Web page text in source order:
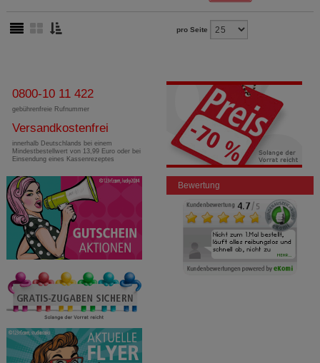
pro Seite
0800-10 11 422
gebührenfreie Rufnummer
Versandkostenfrei
innerhalb Deutschlands bei einem
Mindestbestellwert von 13,99 Euro oder bei
Einsendung eines Kassenrezeptes
Bewertung